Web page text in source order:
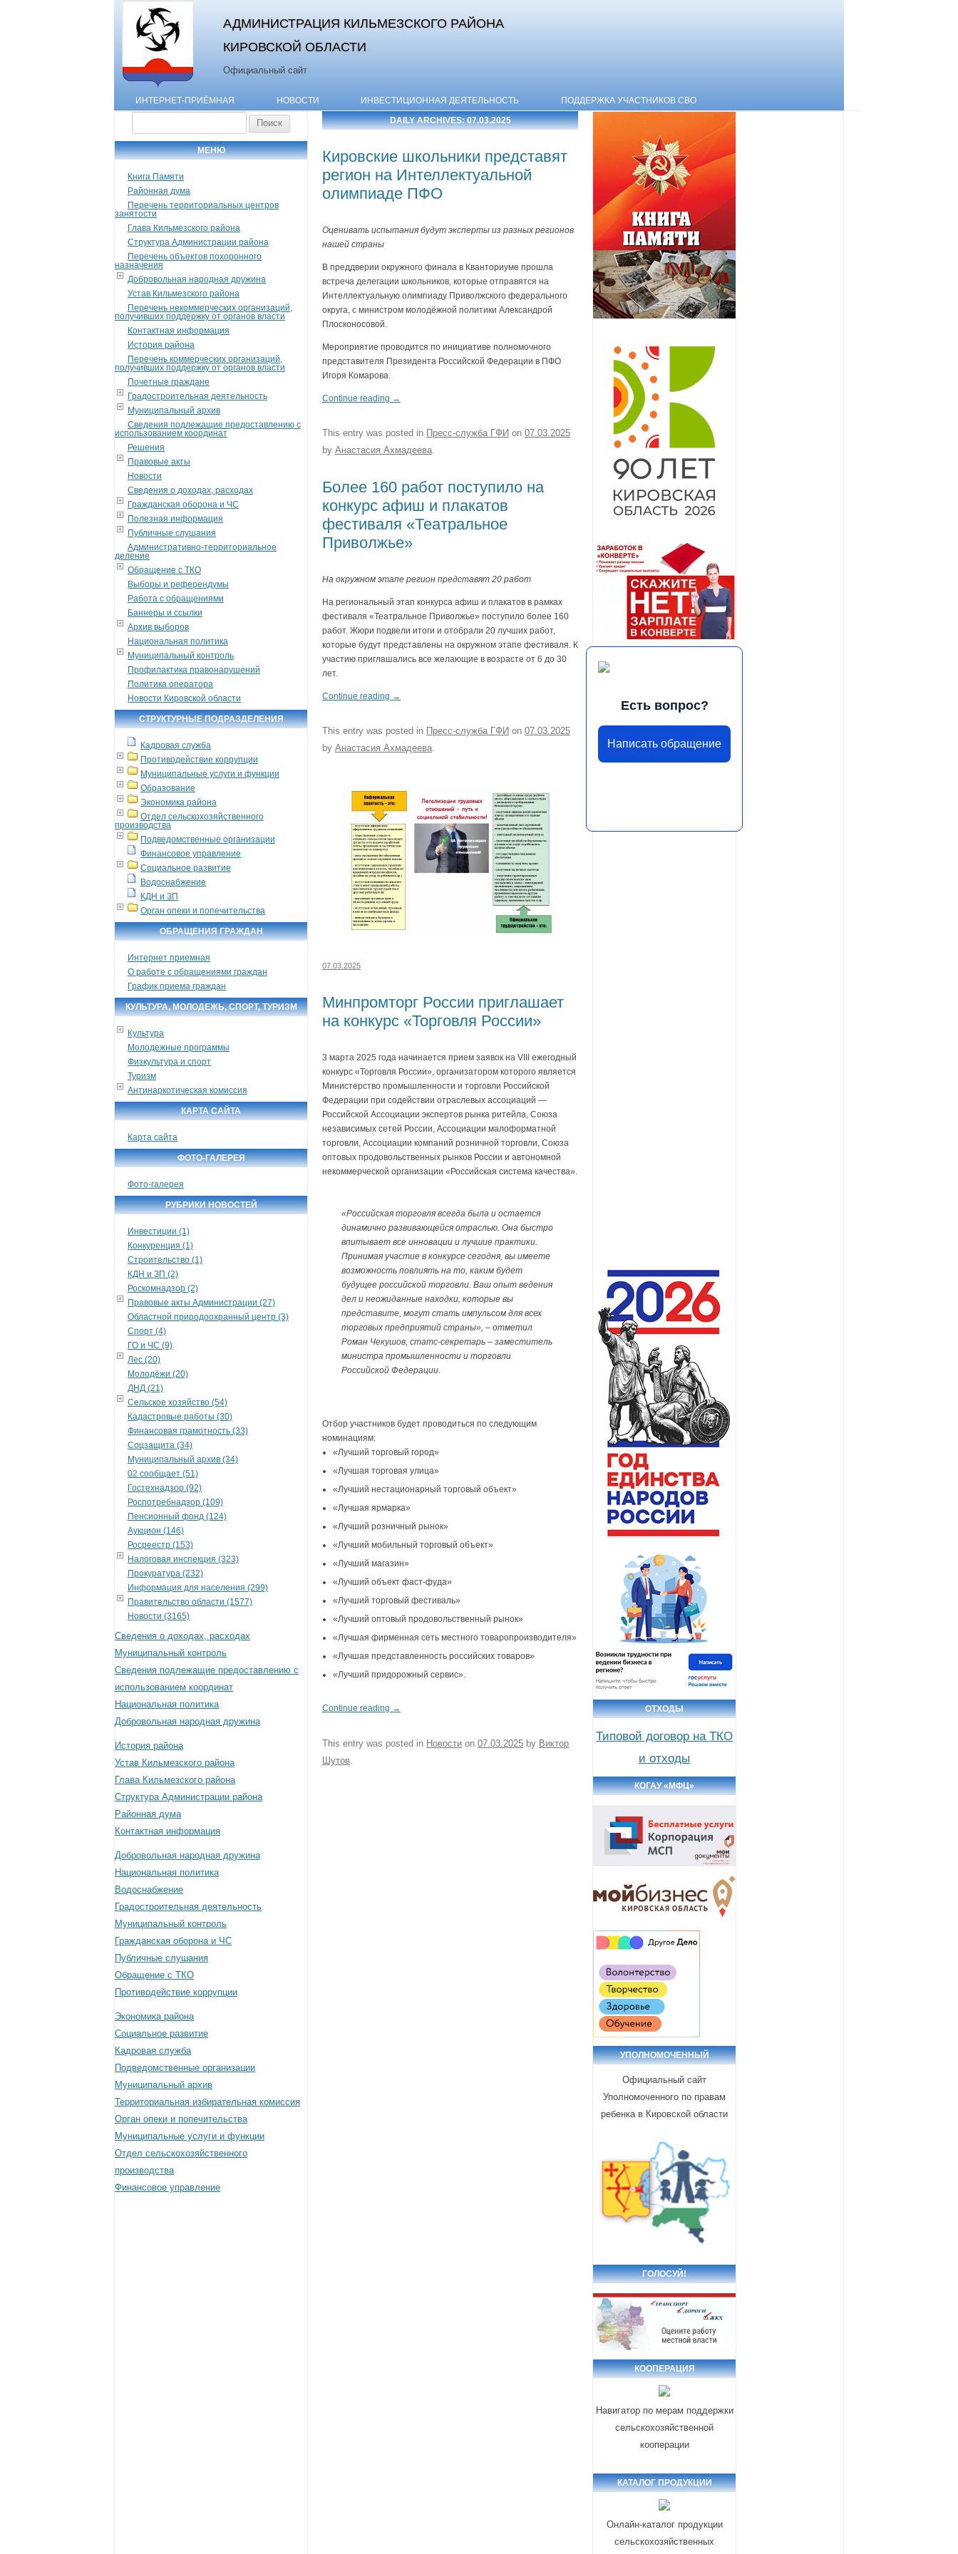
АДМИНИСТРАЦИЯ КИЛЬМЕЗСКОГО РАЙОНА
КИРОВСКОЙ ОБЛАСТИ
Официальный сайт
Skip to content
ИНТЕРНЕТ-ПРИЁМНАЯ НОВОСТИ ИНВЕСТИЦИОННАЯ ДЕЯТЕЛЬНОСТЬ ПОДДЕРЖКА УЧАСТНИКОВ СВО
МЕНЮ
Книга Памяти
Районная дума
Перечень территориальных центров
занятости
Глава Кильмезского района
Структура Администрации района
Перечень объектов похоронного
назначения
Добровольная народная дружина
Устав Кильмезского района
Перечень некоммерческих организаций,
получивших поддержку от органов власти
Контактная информация
История района
Перечень коммерческих организаций,
получивших поддержку от органов власти
Почетные граждане
Градостроительная деятельность
Муниципальный архив
Сведения подлежащие предоставлению с
использованием координат
Решения
Правовые акты
Новости
Сведения о доходах, расходах
Гражданская оборона и ЧС
Полезная информация
Публичные слушания
Административно-территориальное
деление
Обращение с ТКО
Выборы и референдумы
Работа с обращениями
Баннеры и ссылки
Архив выборов
Национальная политика
Муниципальный контроль
Профилактика правонарушений
Политика оператора
Новости Кировской области
СТРУКТУРНЫЕ ПОДРАЗДЕЛЕНИЯ
Кадровая служба
Противодействие коррупции
Муниципальные услуги и функции
Образование
Экономика района
Отдел сельскохозяйственного
производства
Подведомственные организации
Финансовое управление
Социальное развитие
Водоснабжение
КДН и ЗП
Орган опеки и попечительства
ОБРАЩЕНИЯ ГРАЖДАН
Интернет приемная
О работе с обращениями граждан
График приема граждан
КУЛЬТУРА, МОЛОДЕЖЬ, СПОРТ, ТУРИЗМ
Культура
Молодежные программы
Физкультура и спорт
Туризм
Антинаркотическая комиссия
КАРТА САЙТА
Карта сайта
ФОТО-ГАЛЕРЕЯ
Фото-галерея
РУБРИКИ НОВОСТЕЙ
Инвестиции (1)
Конкуренция (1)
Строительство (1)
КДН и ЗП (2)
Роскомнадзор (2)
Правовые акты Администрации (27)
Областной природоохранный центр (3)
Спорт (4)
ГО и ЧС (9)
Лес (20)
Молодёжи (20)
ДНД (21)
Сельское хозяйство (54)
Кадастровые работы (30)
Финансовая грамотность (33)
Соцзащита (34)
Муниципальный архив (34)
02 сообщает (51)
Гостехнадзор (92)
Роспотребнадзор (109)
Пенсионный фонд (124)
Аукцион (146)
Росреестр (153)
Налоговая инспекция (323)
Прокуратура (232)
Информация для населения (299)
Правительство области (1577)
Новости (3165)
Сведения о доходах, расходах
Муниципальный контроль
Сведения подлежащие предоставлению с
использованием координат
Национальная политика
Добровольная народная дружина
История района
Устав Кильмезского района
Глава Кильмезского района
Структура Администрации района
Районная дума
Контактная информация
Добровольная народная дружина
Национальная политика
Водоснабжение
Градостроительная деятельность
Муниципальный контроль
Гражданская оборона и ЧС
Публичные слушания
Обращение с ТКО
Противодействие коррупции
Экономика района
Социальное развитие
Кадровая служба
Подведомственные организации
Муниципальный архив
Территориальная избирательная комиссия
Орган опеки и попечительства
Муниципальные услуги и функции
Отдел сельскохозяйственного
производства
Финансовое управление
DAILY ARCHIVES:07.03.2025
Кировские школьники представят
регион на Интеллектуальной
олимпиаде ПФО
Оценивать испытания будут эксперты из разных регионов
нашей страны
В преддверии окружного финала в Кванториуме прошла
встреча делегации школьников, которые отправятся на
Интеллектуальную олимпиаду Приволжского федерального
округа, с министром молодёжной политики Александрой
Плосконосовой.
Мероприятие проводится по инициативе полномочного
представителя Президента Российской Федерации в ПФО
Игоря Комарова.
Continue reading →
This entry was posted in Пресс-служба ГФИ on 07.03.2025
by Анастасия Ахмадеева
Более 160 работ поступило на
конкурс афиш и плакатов
фестиваля «Театральное
Приволжье»
На окружном этапе регион представят 20 работ
На региональный этап конкурса афиш и плакатов в рамках
фестиваля «Театральное Приволжье» поступило более 160
работ. Жюри подвели итоги и отобрали 20 лучших работ,
которые будут представлены на окружном этапе фестиваля. К
участию приглашались все желающие в возрасте от 6 до 30
лет.
Continue reading →
This entry was posted in Пресс-служба ГФИ on 07.03.2025
by Анастасия Ахмадеева.
07.03.2025
Минпромторг России приглашает
на конкурс «Торговля России»
3 марта 2025 года начинается прием заявок на VIII ежегодный
конкурс «Торговля России», организатором которого является
Министерство промышленности и торговли Российской
Федерации при содействии отраслевых ассоциаций —
Российской Ассоциации экспертов рынка ритейла, Союза
независимых сетей России, Ассоциации малоформатной
торговли, Ассоциации компаний розничной торговли, Союза
оптовых продовольственных рынков России и автономной
некоммерческой организации «Российская система качества».
«Российская торговля всегда была и остается
динамично развивающейся отраслью. Она быстро
впитывает все инновации и лучшие практики.
Принимая участие в конкурсе сегодня, вы имеете
возможность повлиять на то, каким будет
будущее российской торговли. Ваш опыт ведения
дел и неожиданные находки, которые вы
представите, могут стать импульсом для всех
торговых предприятий страны», – отметил
Роман Чекушов, статс-секретарь – заместитель
министра промышленности и торговли
Российской Федерации.
Отбор участников будет проводиться по следующим
номинациям:
«Лучший торговый город»
«Лучшая торговая улица»
«Лучший нестационарный торговый объект»
«Лучшая ярмарка»
«Лучший розничный рынок»
«Лучший мобильный торговый объект»
«Лучший магазин»
«Лучший объект фаст-фуда»
«Лучший торговый фестиваль»
«Лучший оптовый продовольственный рынок»
«Лучшая фирменная сеть местного товаропроизводителя»
«Лучшая представленность российских товаров»
«Лучший придорожный сервис».
Continue reading →
This entry was posted in Новости on 07.03.2025 by Виктор
Шутов
Есть вопрос?
Написать обращение
ОТХОДЫ
Типовой договор на ТКО
и отходы
КОГАУ «МФЦ»
УПОЛНОМОЧЕННЫЙ
Официальный сайт
Уполномоченного по правам
ребенка в Кировской области
ГОЛОСУЙ!
КООПЕРАЦИЯ
Навигатор по мерам поддержки
сельскохозяйственной
кооперации
КАТАЛОГ ПРОДУКЦИИ
Онлайн-каталог продукции
сельскохозяйственных